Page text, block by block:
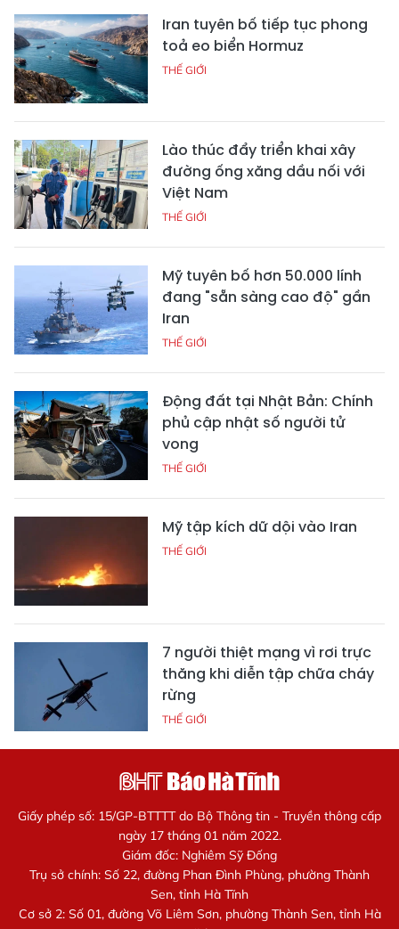
Iran tuyên bố tiếp tục phong
toả eo biển Hormuz
THẾ GIỚI
Lào thúc đẩy triển khai xây
đường ống xăng dầu nối với
Việt Nam
THẾ GIỚI
Mỹ tuyên bố hơn 50.000 lính
đang "sẵn sàng cao độ" gần
Iran
THẾ GIỚI
Động đất tại Nhật Bản: Chính
phủ cập nhật số người tử
vong
THẾ GIỚI
Mỹ tập kích dữ dội vào Iran
THẾ GIỚI
7 người thiệt mạng vì rơi trực
thăng khi diễn tập chữa cháy
rừng
THẾ GIỚI
Giấy phép số: 15/GP-BTTTT do Bộ Thông tin - Truyền thông cấp
ngày 17 tháng 01 năm 2022.
Giám đốc: Nghiêm Sỹ Đống
Trụ sở chính: Số 22, đường Phan Đình Phùng, phường Thành
Sen, tỉnh Hà Tĩnh
Cơ sở 2: Số 01, đường Võ Liêm Sơn, phường Thành Sen, tỉnh Hà